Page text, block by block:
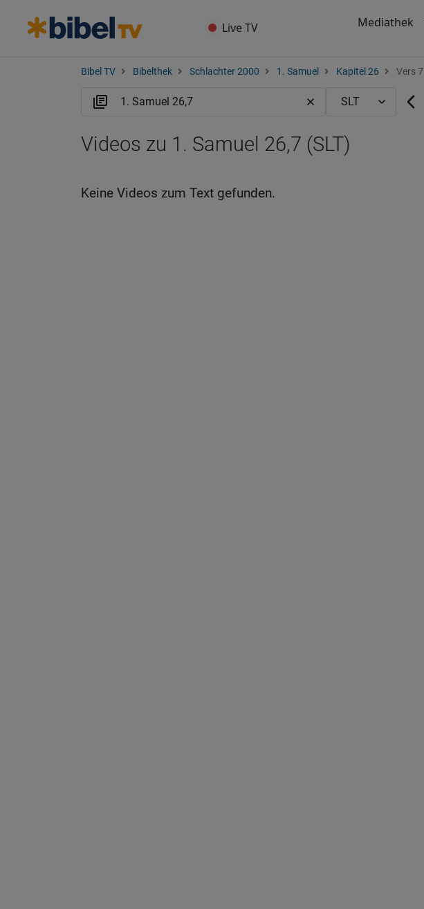
Live TV Mediathek
Bibel TV Bibelthek Schlachter 2000 1. Samuel Kapitel 26 Vers 7
Videos zu 1. Samuel 26,7 (SLT)
Keine Videos zum Text gefunden.